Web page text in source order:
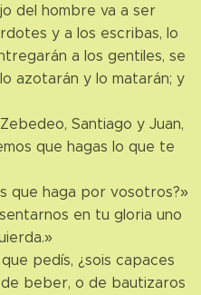
del hombre va a ser
y a los escribas, lo
a los gentiles, se
azotarán y lo matarán; y
Santiago y Juan,
que hagas lo que te
que haga por vosotros?»
en tu gloria uno
pedís, ¿sois capaces
beber, o de bautizaros